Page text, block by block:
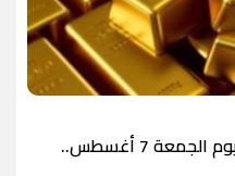
ارتفاع أسعار الذهب في مصر اليوم الجمعة 7 أغسطس..